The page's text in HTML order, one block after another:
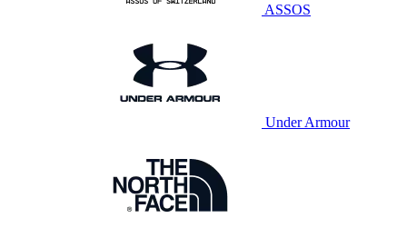
ASSOS
Under Armour